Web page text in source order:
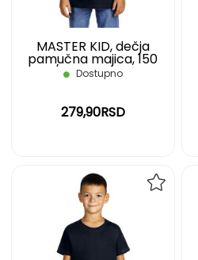
MASTER KID, dečja
pamučna majica, 150
g/m2, plava, 06
Dostupno
279,90RSD